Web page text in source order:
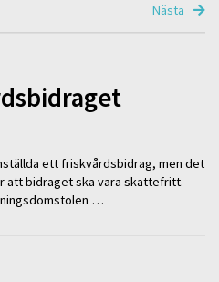
Nästa
ett friskvårdsbidrag, men det
att bidraget ska vara skattefritt.
…